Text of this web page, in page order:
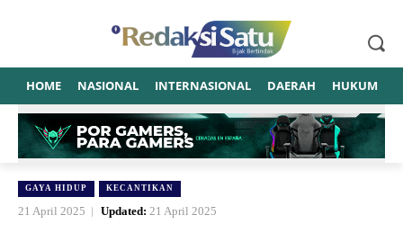
HOME NASIONAL INTERNASIONAL DAERAH HUKUM
GAYA HIDUP KECANTIKAN
21 April 2025 Updated: 21 April 2025